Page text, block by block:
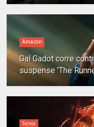
Amazon
Gal Gadot corre
suspense 'The
Terror